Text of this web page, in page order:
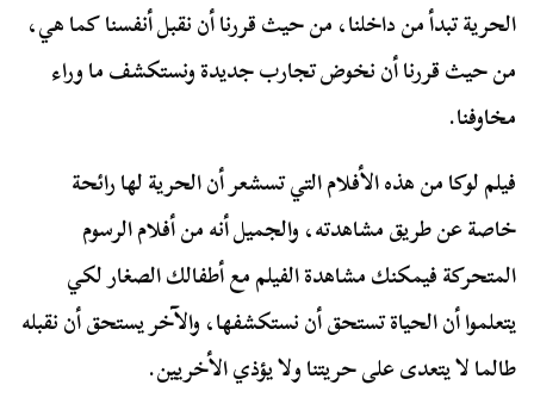
الحرية تبدأ من داخلنا، من حيث قررنا أن نقبل أنفسنا كما هي،
من حيث قررنا أن نخوض تجارب جديدة ونستكشف ما وراء
مخاوفنا.
فيلم لوكا من هذه الأفلام التي تسشعر أن الحرية لها رائحة
خاصة عن طريق مشاهدته، والجميل أنه من أفلام الرسوم
المتحركة فيمكنك مشاهدة الفيلم مع أطفالك الصغار لكي
يتعلموا أن الحياة تستحق أن نستكشفها، والآخر يستحق أن نقبله
طالما لا يتعدى على حريتنا ولا يؤذي الأخريين.